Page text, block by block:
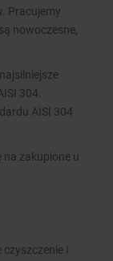
Pracujemy
nowoczesne,
304.
AISI 304
zakupione u
i